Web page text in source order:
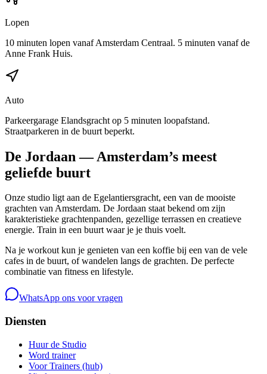
Lopen
10 minuten lopen vanaf Amsterdam Centraal. 5 minuten vanaf de
Anne Frank Huis.
Auto
Parkeergarage Elandsgracht op 5 minuten loopafstand.
Straatparkeren in de buurt beperkt.
De Jordaan — Amsterdam’s meest
geliefde buurt
Onze studio ligt aan de Egelantiersgracht, een van de mooiste
grachten van Amsterdam. De Jordaan staat bekend om zijn
karakteristieke grachtenpanden, gezellige terrassen en creatieve
energie. Train in een buurt waar je je thuis voelt.
Na je workout kun je genieten van een koffie bij een van de vele
cafes in de buurt, of wandelen langs de grachten. De perfecte
combinatie van fitness en lifestyle.
WhatsApp ons voor vragen
Diensten
Huur de Studio
Word trainer
Voor Trainers (hub)